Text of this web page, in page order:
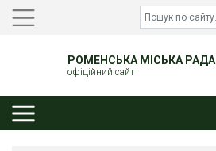
РОМЕНСЬКА МІСЬКА РАДА
офіційний сайт